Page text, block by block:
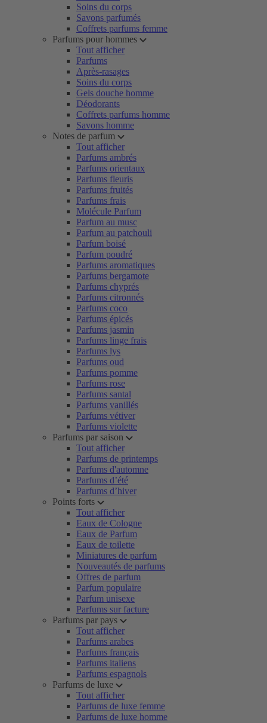
Soins du corps
Savons parfumés
Coffrets parfums femme
Parfums pour hommes
Tout afficher
Parfums
Après-rasages
Soins du corps
Gels douche homme
Déodorants
Coffrets parfums homme
Savons homme
Notes de parfum
Tout afficher
Parfums ambrés
Parfums orientaux
Parfums fleuris
Parfums fruités
Parfums frais
Molécule Parfum
Parfum au musc
Parfum au patchouli
Parfum boisé
Parfum poudré
Parfums aromatiques
Parfums bergamote
Parfums chyprés
Parfums citronnés
Parfums coco
Parfums épicés
Parfums jasmin
Parfums linge frais
Parfums lys
Parfums oud
Parfums pomme
Parfums rose
Parfums santal
Parfums vanillés
Parfums vétiver
Parfums violette
Parfums par saison
Tout afficher
Parfums de printemps
Parfums d'automne
Parfums d’été
Parfums d’hiver
Points forts
Tout afficher
Eaux de Cologne
Eaux de Parfum
Eaux de toilette
Miniatures de parfum
Nouveautés de parfums
Offres de parfum
Parfum populaire
Parfum unisexe
Parfums sur facture
Parfums par pays
Tout afficher
Parfums arabes
Parfums français
Parfums italiens
Parfums espagnols
Parfums de luxe
Tout afficher
Parfums de luxe femme
Parfums de luxe homme